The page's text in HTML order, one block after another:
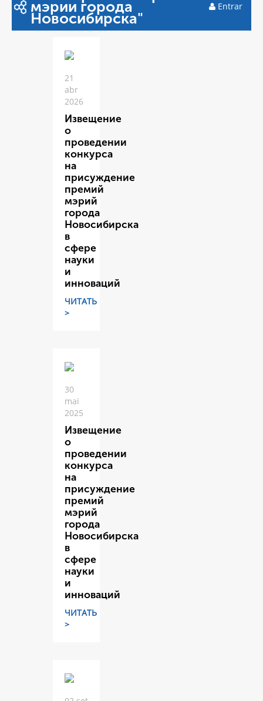
мэрии города
Новосибирска"
Entrar
21
abr
2026
Извещение
о
проведении
конкурса
на
присуждение
премий
мэрий
города
Новосибирска
в
сфере
науки
и
инноваций
ЧИТАТЬ
>
30
mai
2025
Извещение
о
проведении
конкурса
на
присуждение
премий
мэрий
города
Новосибирска
в
сфере
науки
и
инноваций
ЧИТАТЬ
>